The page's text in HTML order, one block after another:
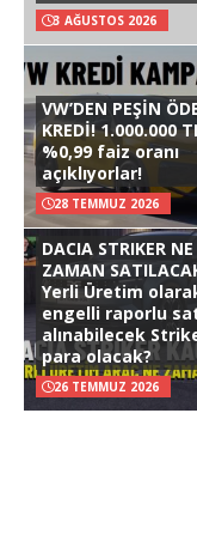
3 AĞUSTOS 2026
VW’DEN PEŞİN
KREDİ! 1.000.000
%0,99 faiz oranı
açıklıyorlar!
28 TEMMUZ 2026
DACIA STRIKER NE
ZAMAN
Yerli Üretim
engelli raporlu
alınabilecek
para olacak?
26 TEMMUZ 2026